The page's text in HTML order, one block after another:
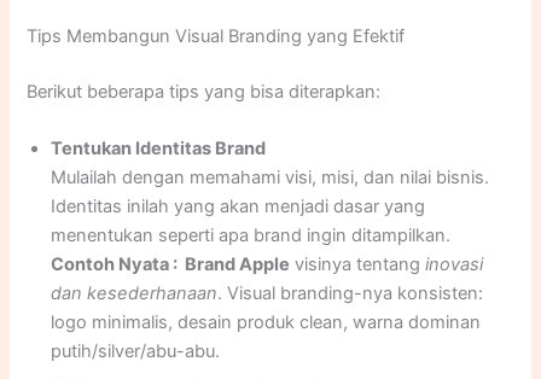
Tips Membangun Visual Branding yang Efektif
Berikut beberapa tips yang bisa diterapkan:
Tentukan Identitas Brand
Mulailah dengan memahami visi, misi, dan nilai bisnis.
Identitas inilah yang akan menjadi dasar yang
menentukan seperti apa brand ingin ditampilkan.
Contoh Nyata : Brand Apple visinya tentanginovasi
dan kesederhanaan. Visual branding-nya konsisten:
logo minimalis, desain produk clean, warna dominan
putih/silver/abu-abu.